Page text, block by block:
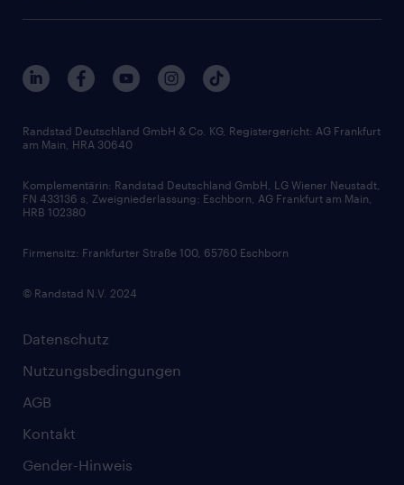
Datenschutz
Nutzungsbedingungen
AGB
Kontakt
Gender-Hinweis
Randstad Deutschland GmbH & Co. KG, Registergericht: AG Frankfurt
am Main, HRA 30640
Komplementärin: Randstad Deutschland GmbH, LG Wiener Neustadt,
FN 433136 s, Zweigniederlassung: Eschborn, AG Frankfurt am Main,
HRB 102380
Firmensitz: Frankfurter Straße 100, 65760 Eschborn
© Randstad N.V. 2024